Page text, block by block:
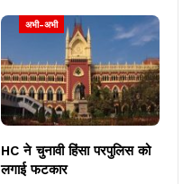
अभी-अभी
HC ने चुनावी हिंसा परपुलिस को
लगाई फटकार